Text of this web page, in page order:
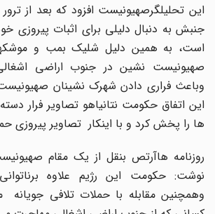
این تحلیلگرصهیونیست افزود که بعد از ترور
جنبش به دنبال دلیلی برای اثبات پیروزی
است، به همین دلیل شلیک بمب و
صهیونیست نشین در جنوب اراضی اشغالی
وباعث فراری دادن شهرک نشینان
این اتفاق حکومت نتانیاهو تصاویر فرار
ها را پخش کرد و با اینکار تصاویر پیروزی
روزنامه هاآرتص بنقل از یک مقام
نوشت: حکومت این رژیم علاوه
وهمچنین مقابله با حملات تلافی جویانه